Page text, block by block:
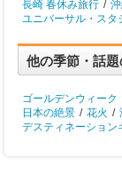
長崎 春休み旅行 /
ユニバーサル・ス
他の季節・話
ゴールデンウィーク
日本の絶景 / 花火 /
デスティネーション